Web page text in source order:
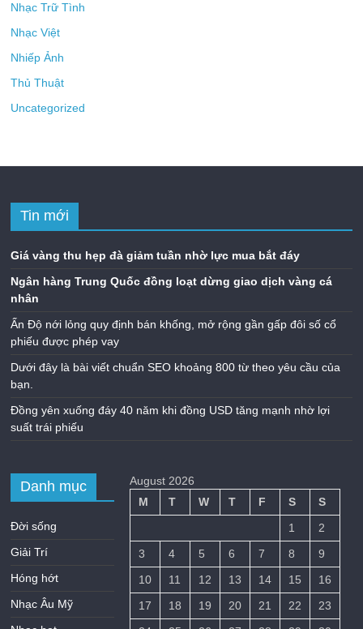
Nhạc Trữ Tình
Nhạc Việt
Nhiếp Ảnh
Thủ Thuật
Uncategorized
Tin mới
Giá vàng thu hẹp đà giảm tuần nhờ lực mua bắt đáy
Ngân hàng Trung Quốc đồng loạt dừng giao dịch vàng cá
nhân
Ấn Độ nới lỏng quy định bán khống, mở rộng gần gấp đôi số cổ
phiếu được phép vay
Dưới đây là bài viết chuẩn SEO khoảng 800 từ theo yêu cầu của
bạn.
Đồng yên xuống đáy 40 năm khi đồng USD tăng mạnh nhờ lợi
suất trái phiếu
Danh mục
Đời sống
Giải Trí
Hóng hớt
Nhạc Âu Mỹ
August 2026
M
T W T F S
S
1
2
3
4 5 6 7 8
9
10
11 12 13 14 15
16
17
18 19 20 21 22
23